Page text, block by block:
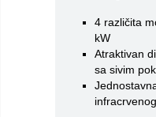
4 različita
kW
Atraktivan
sa sivim